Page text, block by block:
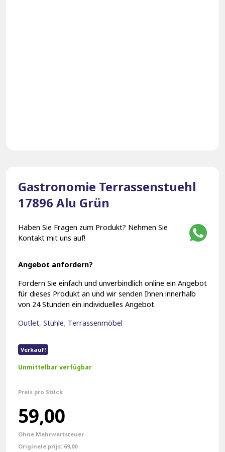
Gastronomie Terrassenstuehl
17896 Alu Grün
Verkauf!
Preis pro Stück
69,00
Ursprünglicher
Preis
war:
59,00
Aktueller
Preis
ist:
Ohne Mehrwertsteuer
Haben Sie Fragen zum Produkt? Nehmen Sie
Kontakt mit uns auf!
Angebot anfordern?
Fordern Sie einfach und unverbindlich online ein Angebot
für dieses Produkt an und wir senden Ihnen innerhalb
von 24 Stunden ein individuelles Angebot.
Unmittelbar verfügbar
Outlet, Stühle, Terrassenmöbel